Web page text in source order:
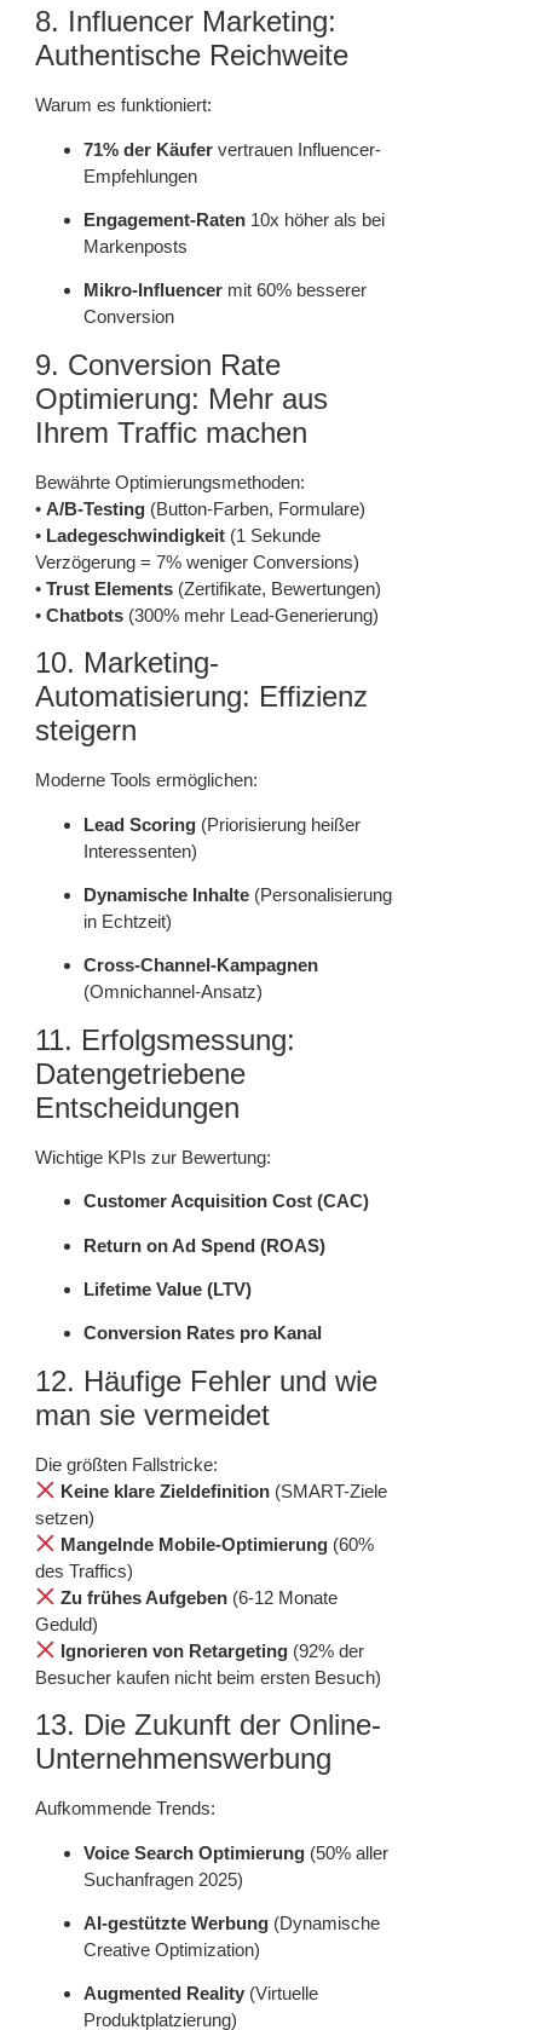
8. Influencer Marketing:
Authentische Reichweite
Warum es funktioniert:
71% der Käufer vertrauen Influencer-
Empfehlungen
Engagement-Raten 10x höher als bei
Markenposts
Mikro-Influencer mit 60% besserer
Conversion
9. Conversion Rate
Optimierung: Mehr aus
Ihrem Traffic machen
Bewährte Optimierungsmethoden:
• A/B-Testing (Button-Farben, Formulare)
• Ladegeschwindigkeit (1 Sekunde
Verzögerung = 7% weniger Conversions)
• Trust Elements (Zertifikate, Bewertungen)
• Chatbots (300% mehr Lead-Generierung)
10. Marketing-
Automatisierung: Effizienz
steigern
Moderne Tools ermöglichen:
Lead Scoring (Priorisierung heißer
Interessenten)
Dynamische Inhalte (Personalisierung
in Echtzeit)
Cross-Channel-Kampagnen
(Omnichannel-Ansatz)
11. Erfolgsmessung:
Datengetriebene
Entscheidungen
Wichtige KPIs zur Bewertung:
Customer Acquisition Cost (CAC)
Return on Ad Spend (ROAS)
Lifetime Value (LTV)
Conversion Rates pro Kanal
12. Häufige Fehler und wie
man sie vermeidet
Die größten Fallstricke:
Keine klare Zieldefinition (SMART-Ziele
setzen)
Mangelnde Mobile-Optimierung (60%
des Traffics)
Zu frühes Aufgeben (6-12 Monate
Geduld)
Ignorieren von Retargeting (92% der
Besucher kaufen nicht beim ersten Besuch)
13. Die Zukunft der Online-
Unternehmenswerbung
Aufkommende Trends:
Voice Search Optimierung (50% aller
Suchanfragen 2025)
AI-gestützte Werbung (Dynamische
Creative Optimization)
Augmented Reality (Virtuelle
Produktplatzierung)